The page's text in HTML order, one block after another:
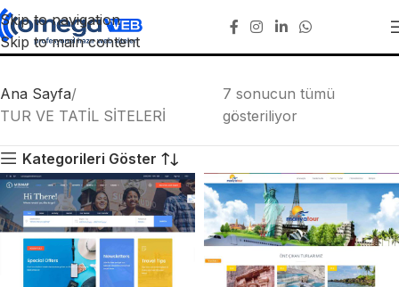
Skip to navigation
Skip to main content
TUR VE TATİL SİTELERİ
Ana Sayfa
TUR VE TATİL SİTELERİ
7 sonucun tümü
gösteriliyor
Kategorileri Göster